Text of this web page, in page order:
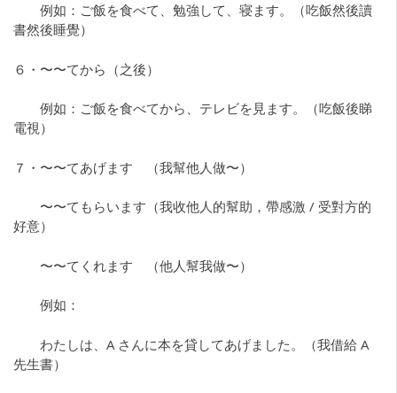
例如：ご飯を食べて、勉強して、寝ます。（吃飯然後讀
書然後睡覺）
６・〜〜てから（之後）
例如：ご飯を食べてから、テレビを見ます。（吃飯後睇
電視）
７・〜〜てあげます （我幫他人做〜）
〜〜てもらいます（我收他人的幫助，帶感激 / 受對方的
好意）
〜〜てくれます （他人幫我做〜）
例如：
わたしは、A さんに本を貸してあげました。（我借給 A
先生書）